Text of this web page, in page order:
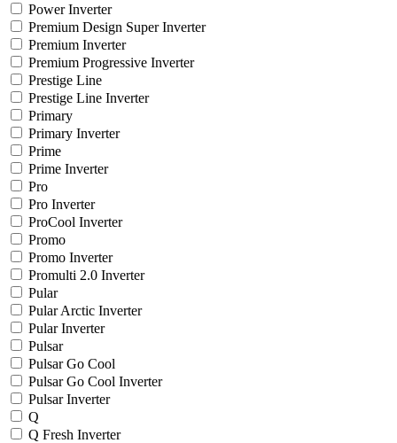
Power Inverter
Premium Design Super Inverter
Premium Inverter
Premium Progressive Inverter
Prestige Line
Prestige Line Inverter
Primary
Primary Inverter
Prime
Prime Inverter
Pro
Pro Inverter
ProCool Inverter
Promo
Promo Inverter
Promulti 2.0 Inverter
Pular
Pular Arctic Inverter
Pular Inverter
Pulsar
Pulsar Go Cool
Pulsar Go Cool Inverter
Pulsar Inverter
Q
Q Fresh Inverter